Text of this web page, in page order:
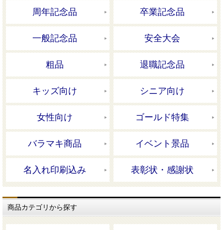
周年記念品 卒業記念品
一般記念品 安全大会
粗品 退職記念品
キッズ向け シニア向け
女性向け ゴールド特集
バラマキ商品 イベント景品
名入れ印刷込み 表彰状・感謝状
商品カテゴリから探す